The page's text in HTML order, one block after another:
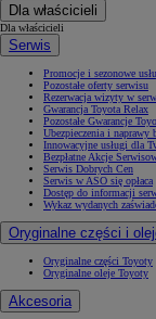
Dla właścicieli
Dla właścicieli
Serwis
Promocje i sezonowe
Pozostałe oferty serwisu
Rezerwacja wizyty w
Gwarancja Toyota Relax
Pozostałe Gwarancje
Ubezpieczenia i naprawy
Innowacyjne usługi dla
Bezpłatne Akcje
Serwis Dobrych Cen
Serwis w ASO się opłaca
Dostęp do informacji
Wykaz wydanych
Oryginalne części i
Oryginalne części Toyoty
Oryginalne oleje Toyoty
Akcesoria